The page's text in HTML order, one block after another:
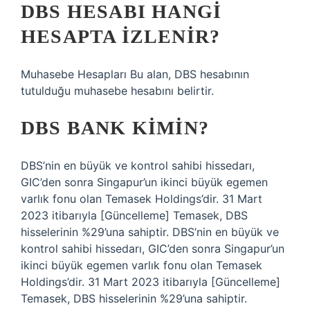
DBS HESABI HANGI
HESAPTA IZLENIR?
Muhasebe Hesapları Bu alan, DBS hesabının
tutulduğu muhasebe hesabını belirtir.
DBS BANK KIMIN?
DBS’nin en büyük ve kontrol sahibi hissedarı,
GIC’den sonra Singapur’un ikinci büyük egemen
varlık fonu olan Temasek Holdings’dir. 31 Mart
2023 itibarıyla [Güncelleme] Temasek, DBS
hisselerinin %29’una sahiptir. DBS’nin en büyük ve
kontrol sahibi hissedarı, GIC’den sonra Singapur’un
ikinci büyük egemen varlık fonu olan Temasek
Holdings’dir. 31 Mart 2023 itibarıyla [Güncelleme]
Temasek, DBS hisselerinin %29’una sahiptir.